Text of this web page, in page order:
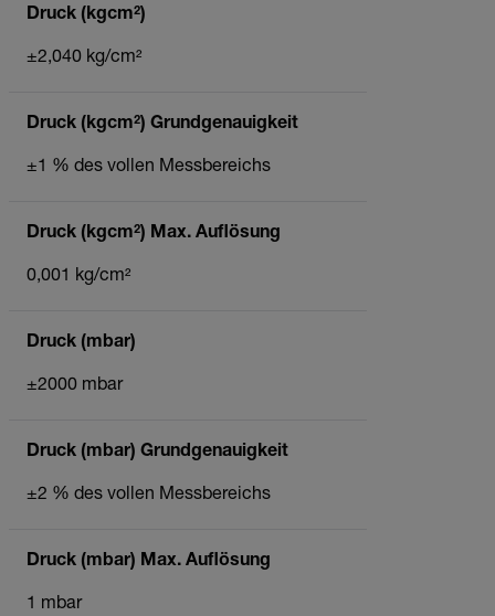
Druck (kgcm²)
±2,040 kg/cm²
Druck (kgcm²) Grundgenauigkeit
±1 % des vollen Messbereichs
Druck (kgcm²) Max. Auflösung
0,001 kg/cm²
Druck (mbar)
±2000 mbar
Druck (mbar) Grundgenauigkeit
±2 % des vollen Messbereichs
Druck (mbar) Max. Auflösung
1 mbar